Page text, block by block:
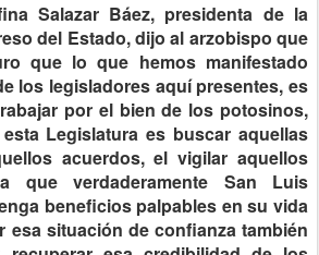
Salazar Báez, presidenta de la
del Estado, dijo al arzobispo que
que lo que hemos manifestado
los legisladores aquí presentes, es
por el bien de los potosinos,
Legislatura es buscar aquellas
acuerdos, el vigilar aquellos
que verdaderamente San Luis
beneficios palpables en su vida
esa situación de confianza también